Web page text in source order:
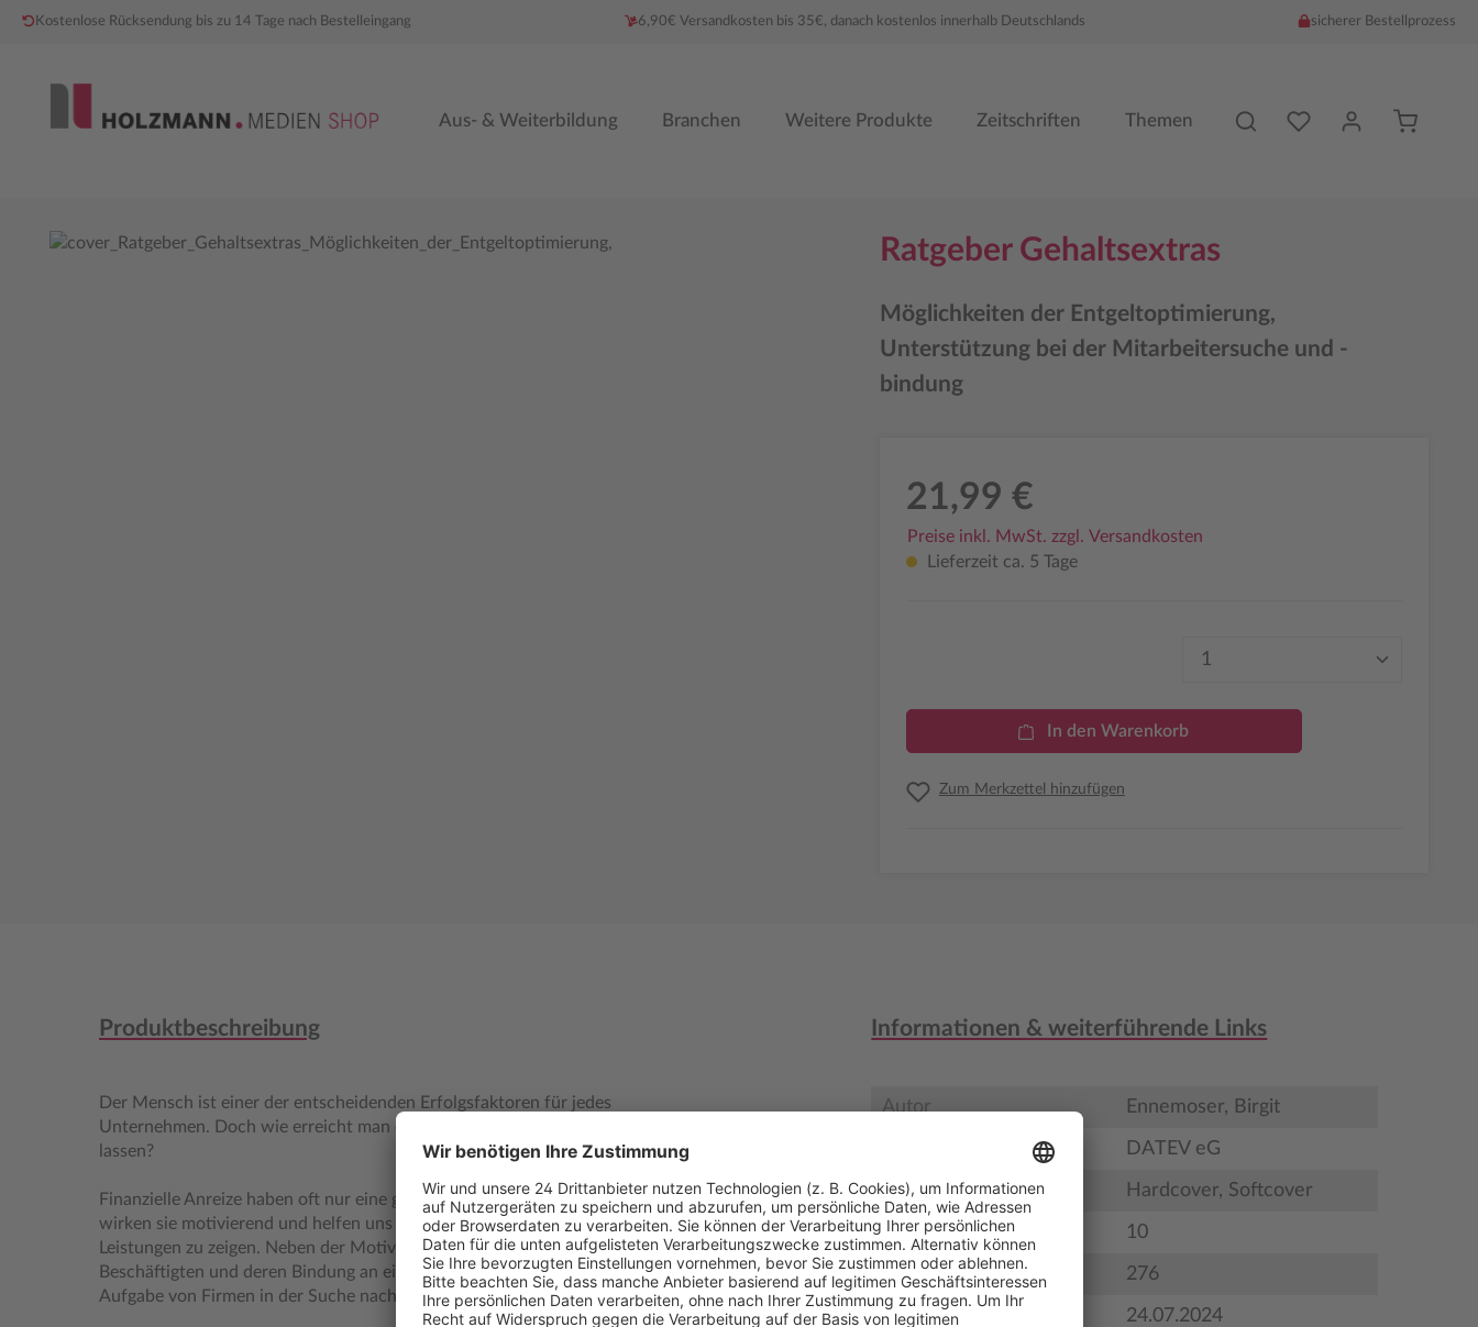
Kostenlose Rücksendung bis zu 14 Tage nach Bestelleingang 6,90€ Versandkosten bis 35€, danach kostenlos innerhalb Deutschlands sicherer Bestellprozess
Aus- & Weiterbildung Branchen Weitere Produkte Zeitschriften Themen Du hast %counter%
Bildergalerie überspringen Ratgeber Gehaltsextras
Möglichkeiten der Entgeltoptimierung,
Unterstützung bei der Mitarbeitersuche und -
bindung
21,99 €
Preise inkl. MwSt. zzgl. Versandkosten
Lieferzeit ca. 5 Tage
Produkt Anzahl: Gib
In den Warenkorb
Zum Merkzettel hinzufügen
Produktbeschreibung
Der Mensch ist einer der entscheidenden Erfolgsfaktoren für jedes
Unternehmen. Doch wie erreicht man es, die Belegschaft vor Freude strahlen zu
lassen?
Finanzielle Anreize haben oft nur eine gewisse Haltbarkeit. Nichtsdestotrotz
wirken sie motivierend und helfen uns oftmals, Anerkennung für gute
Leistungen zu zeigen. Neben der Motivation von bereits vorhandenen
Beschäftigten und deren Bindung an ein Unternehmen, liegt eine zentrale
Aufgabe von Firmen in der Suche nach den richtigen Beschäftigten.
Informationen & weiterführende Links
Autor Ennemoser, Birgit
DATEV eG
Medientyp Hardcover, Softcover
Auflage 10
Seitenzahl 276
Erscheinungstermin 24.07.2024